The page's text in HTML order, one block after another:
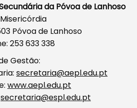
da Póvoa de Lanhoso
Póvoa de Lanhoso
253 633 338
Gestão:
secretaria@aepl.edu.pt
www.aepl.edu.pt
secretaria@espl.edu.pt